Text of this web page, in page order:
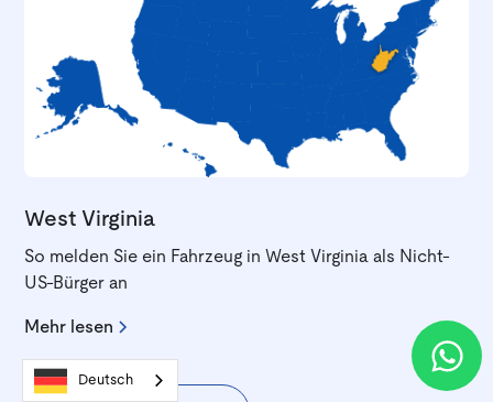
West Virginia
So melden Sie ein Fahrzeug in West Virginia als Nicht-
US-Bürger an
Mehr lesen
Deutsch